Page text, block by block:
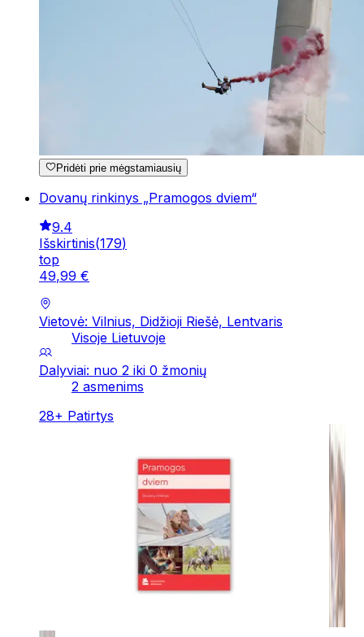
Pridėti prie mėgstamiausių
Dovanų rinkinys „Pramogos dviem“
9.4
Išskirtinis(179)
top
49,99 €
Vietovė: Vilnius, Didžioji Riešė, Lentvaris
Visoje Lietuvoje
Dalyviai: nuo 2 iki 0 žmonių
2 asmenims
28+ Patirtys